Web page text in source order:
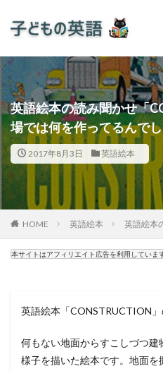
英語絵本の読み聞かせ「
場では何を作ってるんで
2017年8月3日 英語絵本
HOME 英語絵本 英語絵本
本サイトはアフィリエイト広告を利用しています
英語絵本「CONSTRUCTION」
何もない地面からすこしづつ
様子を描いた絵本です。地面を